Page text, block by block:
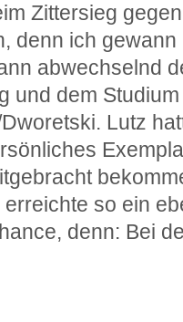
Zittersieg
denn ich
abwechselnd
und dem
Lutz
so ein
denn: Bei